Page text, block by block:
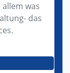
was
das